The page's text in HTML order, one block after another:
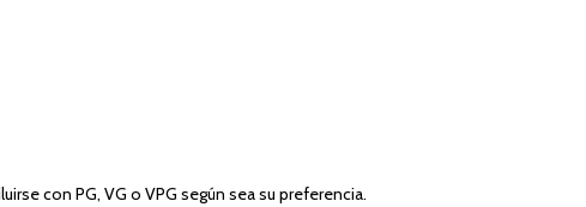
con PG, VG o VPG según sea su preferencia.